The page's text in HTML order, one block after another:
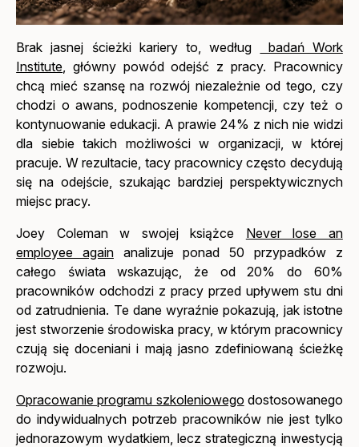
Brak jasnej ścieżki kariery to, według
badań Work
Institute , główny powód odejść z pracy. Pracownicy
chcą mieć szansę na rozwój niezależnie od tego, czy
chodzi o awans, podnoszenie kompetencji, czy też o
kontynuowanie edukacji. A prawie 24% z nich nie widzi
dla siebie takich możliwości w organizacji, w której
pracuje. W rezultacie, tacy pracownicy często decydują
się na odejście, szukając bardziej perspektywicznych
miejsc pracy.
Joey Coleman w swojej książce Never lose an
employee again
analizuje ponad 50 przypadków z
całego świata wskazując, że od 20% do 60%
pracowników odchodzi z pracy przed upływem stu dni
od zatrudnienia. Te dane wyraźnie pokazują, jak istotne
jest stworzenie środowiska pracy, w którym pracownicy
czują się doceniani i mają jasno zdefiniowaną ścieżkę
rozwoju.
Opracowanie programu szkoleniowego dostosowanego
do indywidualnych potrzeb pracowników nie jest tylko
jednorazowym wydatkiem, lecz strategiczną inwestycją